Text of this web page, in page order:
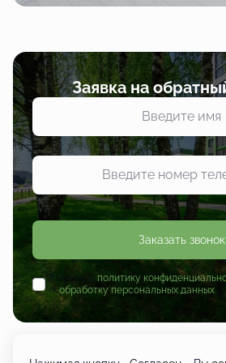
Заявка на
Заказать звонок
Принимаю политику
наобработку персональных данных